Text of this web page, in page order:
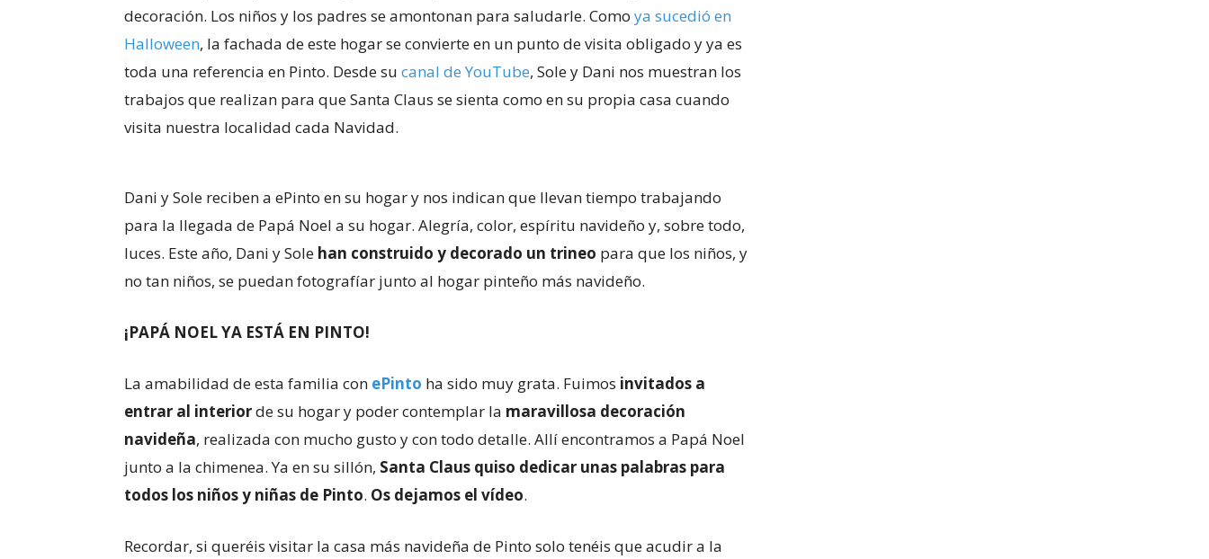
decoración. Los niños y los padres se amontonan para saludarle. Como ya sucedió en
Halloween, la fachada de este hogar se convierte en un punto de visita obligado y ya es
toda una referencia en Pinto. Desde su canal de YouTube, Sole y Dani nos muestran los
trabajos que realizan para que Santa Claus se sienta como en su propia casa cuando
visita nuestra localidad cada Navidad.
Dani y Sole reciben a ePinto en su hogar y nos indican que llevan tiempo trabajando
para la llegada de Papá Noel a su hogar. Alegría, color, espíritu navideño y, sobre todo,
luces. Este año, Dani y Sole han construido y decorado un trineo para que los niños, y
no tan niños, se puedan fotografíar junto al hogar pinteño más navideño.
¡PAPÁ NOEL YA ESTÁ EN PINTO!
La amabilidad de esta familia con ePinto ha sido muy grata. Fuimos invitados a
entrar al interiorde su hogar y poder contemplar la maravillosa decoración
navideña, realizada con mucho gusto y con todo detalle. Allí encontramos a Papá Noel
junto a la chimenea. Ya en su sillón, Santa Claus quiso dedicar unas palabras para
todos los niños y niñas de Pinto. Os dejamos el vídeo.
Recordar, si queréis visitar la casa más navideña de Pinto solo tenéis que acudir a la